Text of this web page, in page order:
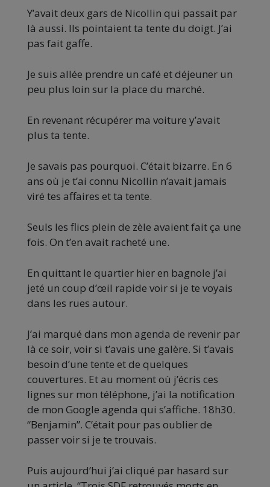
Y’avait deux gars de Nicollin qui passait par
là aussi. Ils pointaient ta tente du doigt. J’ai
pas fait gaffe.
Je suis allée prendre un café et déjeuner un
peu plus loin sur la place du marché.
En revenant récupérer ma voiture y’avait
plus ta tente.
Je savais pas pourquoi. C’était bizarre. En 6
ans où je t’ai connu Nicollin n’avait jamais
viré tes affaires et ta tente.
Seuls les flics plein de zèle avaient fait ça une
fois. On t’en avait racheté une.
En quittant le quartier hier en bagnole j’ai
jeté un coup d’œil rapide voir si je te voyais
dans les rues autour.
J’ai marqué dans mon agenda de revenir par
là ce soir, voir si t’avais une galère. Si t’avais
besoin d’une tente et de quelques
couvertures. Et au moment où j’écris ces
lignes sur mon téléphone, j’ai la notification
de mon Google agenda qui s’affiche. 18h30.
“Benjamin”. C’était pour pas oublier de
passer voir si je te trouvais.
Puis aujourd’hui j’ai cliqué par hasard sur